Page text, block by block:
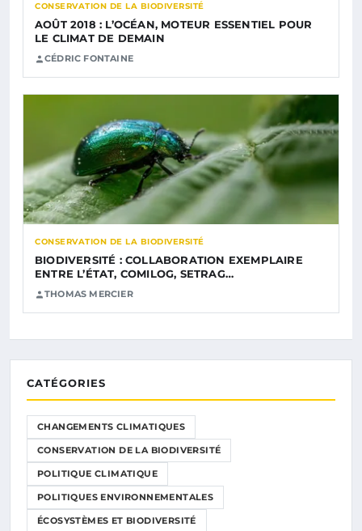
CONSERVATION DE LA BIODIVERSITÉ
AOÛT 2018 : L’OCÉAN, MOTEUR ESSENTIEL POUR
LE CLIMAT DE DEMAIN
CÉDRIC FONTAINE
CONSERVATION DE LA BIODIVERSITÉ
BIODIVERSITÉ : COLLABORATION EXEMPLAIRE
ENTRE L’ÉTAT, COMILOG, SETRAG…
THOMAS MERCIER
CATÉGORIES
CHANGEMENTS CLIMATIQUES
CONSERVATION DE LA BIODIVERSITÉ
POLITIQUE CLIMATIQUE
POLITIQUES ENVIRONNEMENTALES
ÉCOSYSTÈMES ET BIODIVERSITÉ